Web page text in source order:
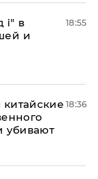
і" в
и
18:55
убивают
18:36